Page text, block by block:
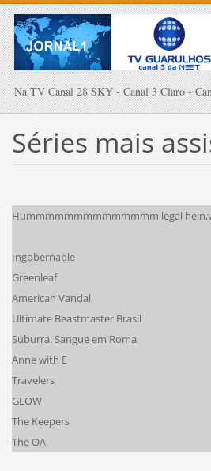
Na TV Canal 28 SKY - Canal 3 Claro -
Séries mais
Hummmmmmmmmmmmmm legal
Ingobernable
Greenleaf
American Vandal
Ultimate Beastmaster Brasil
Suburra: Sangue em Roma
Anne with E
Travelers
GLOW
The Keepers
The OA